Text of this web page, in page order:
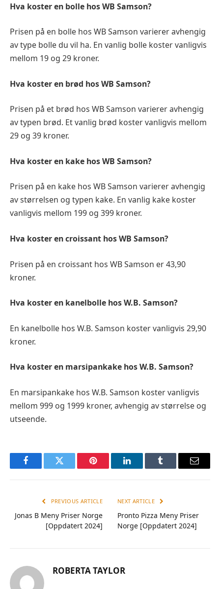
Hva koster en bolle hos WB Samson?
Prisen på en bolle hos WB Samson varierer avhengig
av type bolle du vil ha. En vanlig bolle koster vanligvis
mellom 19 og 29 kroner.
Hva koster en brød hos WB Samson?
Prisen på et brød hos WB Samson varierer avhengig
av typen brød. Et vanlig brød koster vanligvis mellom
29 og 39 kroner.
Hva koster en kake hos WB Samson?
Prisen på en kake hos WB Samson varierer avhengig
av størrelsen og typen kake. En vanlig kake koster
vanligvis mellom 199 og 399 kroner.
Hva koster en croissant hos WB Samson?
Prisen på en croissant hos WB Samson er 43,90
kroner.
Hva koster en kanelbolle hos W.B. Samson?
En kanelbolle hos W.B. Samson koster vanligvis 29,90
kroner.
Hva koster en marsipankake hos W.B. Samson?
En marsipankake hos W.B. Samson koster vanligvis
mellom 999 og 1999 kroner, avhengig av størrelse og
utseende.
FacebookTwitter Pinterest LinkedInTumblr Email
PREVIOUS ARTICLE
Jonas B Meny Priser Norge
[Oppdatert 2024]
NEXT ARTICLE
Pronto Pizza Meny Priser
Norge [Oppdatert 2024]
ROBERTA TAYLOR